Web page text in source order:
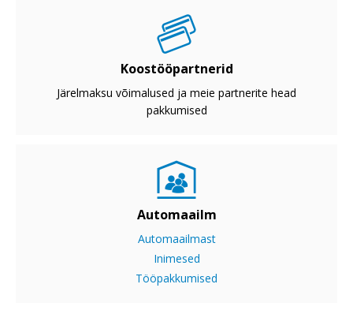
Koostööpartnerid
Järelmaksu võimalused ja meie partnerite head
pakkumised
Automaailm
Automaailmast
Inimesed
Tööpakkumised